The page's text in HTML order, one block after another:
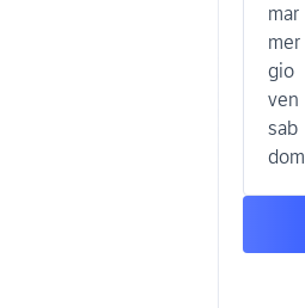
mar
mer
gio
ven
sab
dom